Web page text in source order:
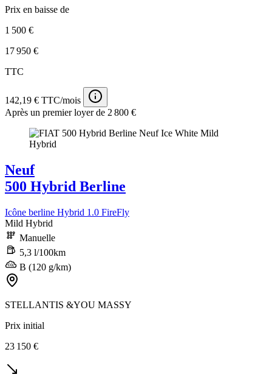
Prix en baisse de
1 500 €
17 950 €
TTC
142,19 € TTC/mois
Après un premier loyer de 2 800 €
Neuf
500 Hybrid Berline
Icône berline Hybrid 1.0 FireFly
Mild Hybrid
Manuelle
5,3 l/100km
B (120 g/km)
STELLANTIS &YOU MASSY
Prix initial
23 150 €